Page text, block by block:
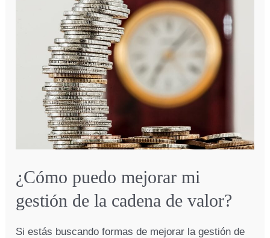
recursos
humanos?
¿Cómo puedo mejorar mi
gestión de la cadena de valor?
Si estás buscando formas de mejorar la gestión de